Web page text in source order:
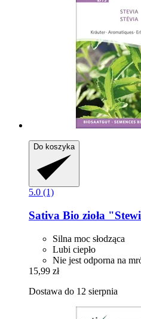
Do koszyka
5.0 (1)
Sativa Bio zioła
Silna moc słodząca
Lubi ciepło
Nie jest odporna na
15,99 zł
Dostawa do 12 sierpnia